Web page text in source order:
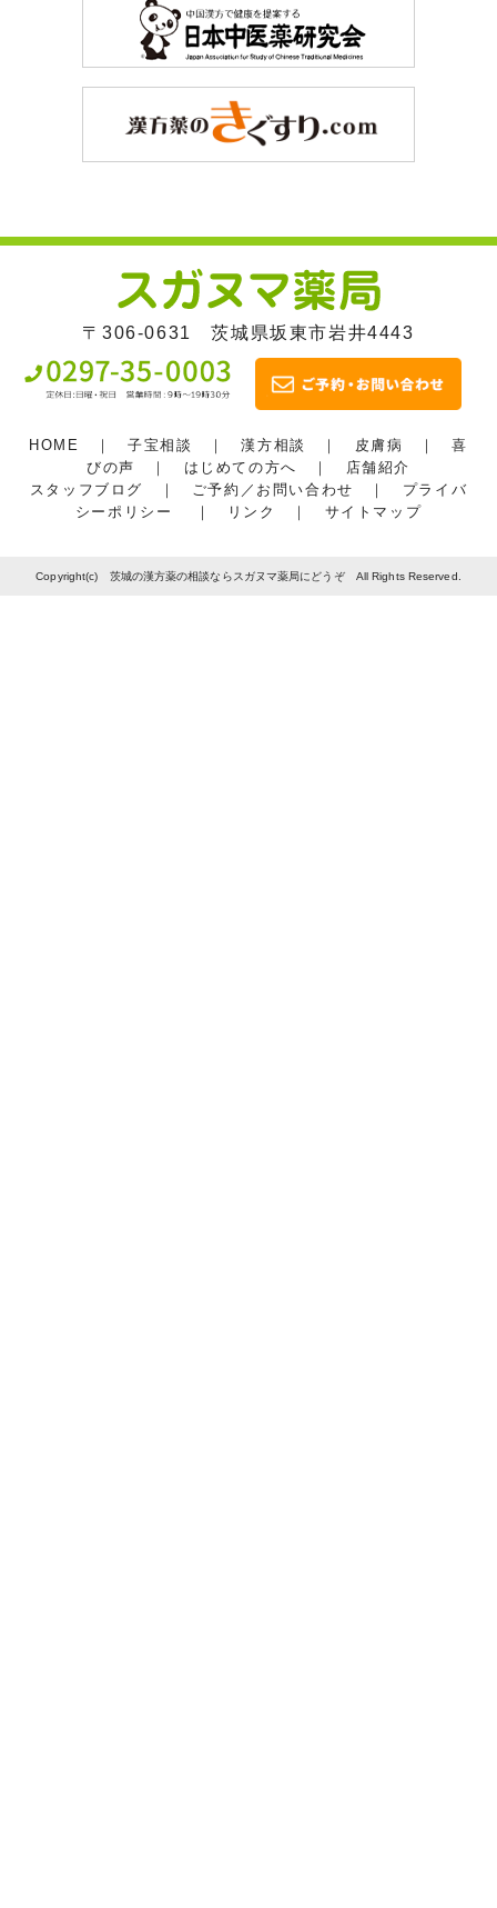
〒306-0631 茨城県坂東市岩井4443
HOME ｜子宝相談 ｜漢方相談 ｜ 皮膚病 ｜喜
びの声
｜ はじめての方へ ｜ 店舗紹介
スタッフブログ
｜ ご予約／お問い合わせ ｜ プライバ
シーポリシー
｜ リンク ｜ サイトマップ
Copyright(c) 茨城の漢方薬の相談ならスガヌマ薬局にどうぞ All Rights Reserved.